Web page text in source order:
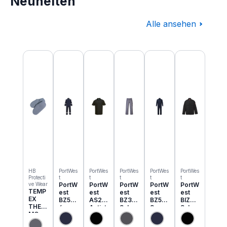
Alle ansehen
Produktgalerie überspringen
HB
Protecti
ve Wear
TEMP
EX
THER
MO
Einzie
PortWes
t
PortW
est
BZ50
6
Classi
c
PortWes
t
PortW
est
AS21
Antist
atik
ESD
PortWes
t
PortW
est
BZ31
Schw
eisser
Cargo
PortWes
t
PortW
est
BZ52
3
Bizwe
ld
PortWes
t
PortW
est
BIZ2
Schw
eisser
Jacke